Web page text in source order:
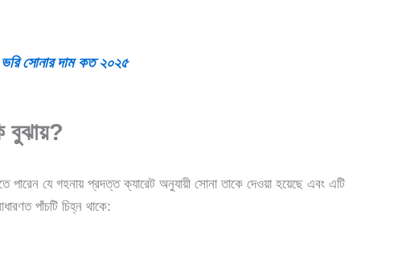
সোনার দাম কত ২০২৫
বুঝায়?
পারেন যে গহনায় প্রদত্ত ক্যারেট অনুযায়ী সোনা তাকে দেওয়া হয়েছে এবং এটি
পাঁচটি চিহ্ন থাকে: